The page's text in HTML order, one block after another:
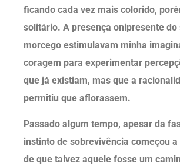
ficando cada vez mais colorido,
solitário. A presença onipresente do
morcego estimulavam minha
coragem para experimentar
que já existiam, mas que a
permitiu que aflorassem.
Passado algum tempo, apesar da
instinto de sobrevivência começou
de que talvez aquele fosse um